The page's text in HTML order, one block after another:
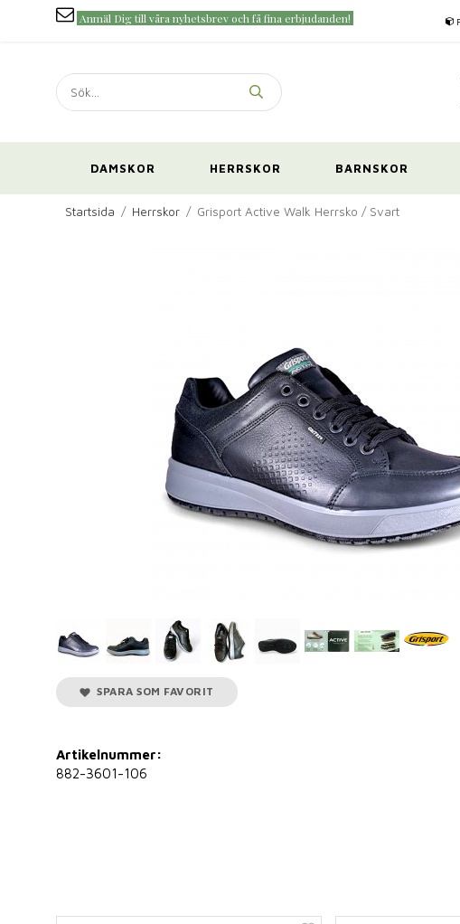
Anmäl Dig till våra nyhetsbrev och få fina erbjudanden!
DAMSKOR HERRSKOR BARNSKOR
Startsida / Herrskor / Grisport Active Walk Herrsko / Svart
SPARA SOM FAVORIT
Artikelnummer:
882-3601-106